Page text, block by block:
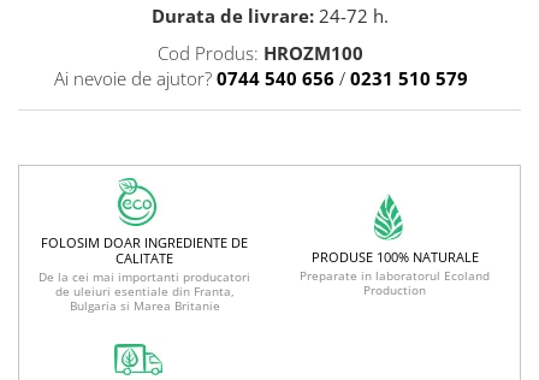
Durata de livrare:24-72 h.
Cod Produs: HROZM100
Ai nevoie de ajutor? 0744 540 656 / 0231 510 579
FOLOSIM DOAR INGREDIENTE DE
CALITATE
De la cei mai importanti producatori
de uleiuri esentiale din Franta,
Bulgaria si Marea Britanie
PRODUSE 100% NATURALE
Preparate in laboratorul Ecoland
Production